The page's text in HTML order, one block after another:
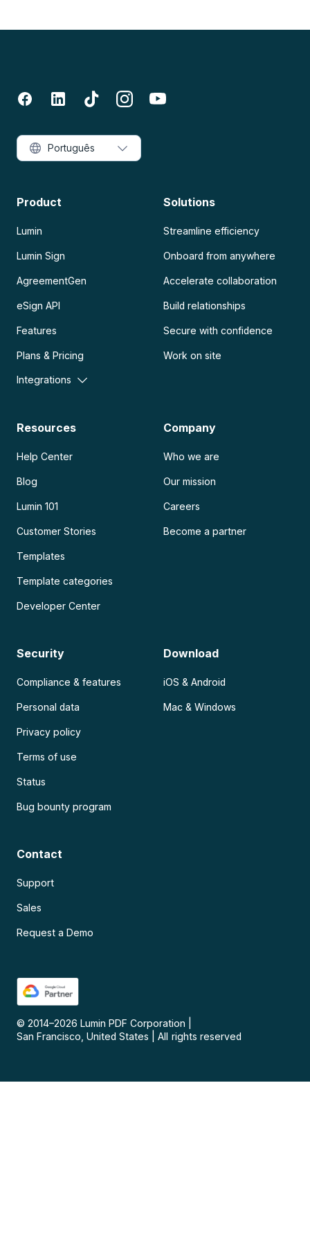
Product
Lumin
Lumin Sign
AgreementGen
eSign API
Features
Plans & Pricing
Integrations
Solutions
Streamline efficiency
Onboard from anywhere
Accelerate collaboration
Build relationships
Secure with confidence
Work on site
Resources
Help Center
Blog
Lumin 101
Customer Stories
Templates
Template categories
Developer Center
Company
Who we are
Our mission
Careers
Become a partner
Security
Compliance & features
Personal data
Privacy policy
Terms of use
Status
Bug bounty program
Download
iOS & Android
Mac & Windows
Contact
Support
Sales
Request a Demo
© 2014–2026 Lumin PDF Corporation
San Francisco, United States
All rights reserved
Português